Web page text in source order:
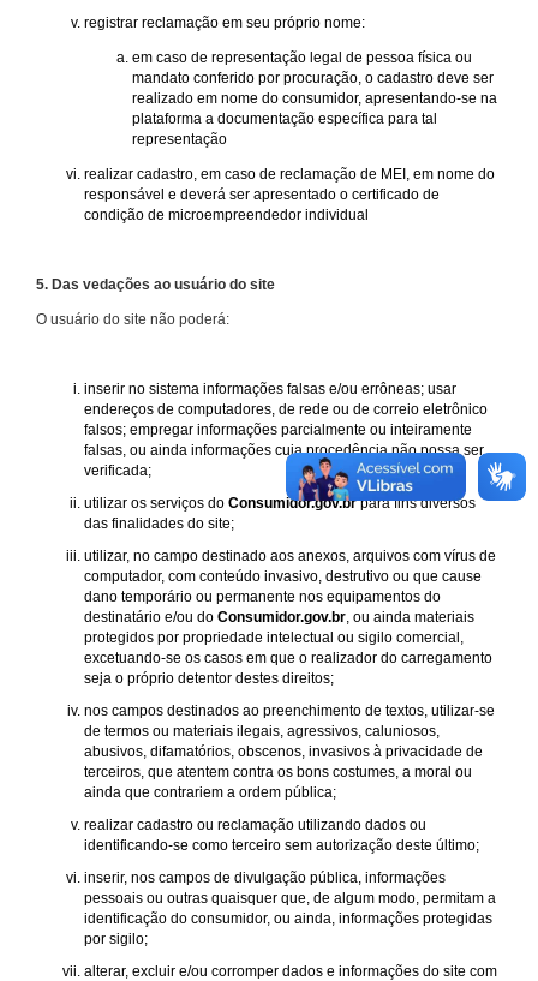
registrar reclamação em seu próprio nome:
em caso de representação legal de pessoa física ou
mandato conferido por procuração, o cadastro deve ser
realizado em nome do consumidor, apresentando-se na
plataforma a documentação específica para tal
representação
realizar cadastro, em caso de reclamação de MEI, em nome do
responsável e deverá ser apresentado o certificado de
condição de microempreendedor individual
5. Das vedações ao usuário do site
O usuário do site não poderá:
inserir no sistema informações falsas e/ou errôneas; usar
endereços de computadores, de rede ou de correio eletrônico
falsos; empregar informações parcialmente ou inteiramente
falsas, ou ainda informações cuja procedência não possa ser
verificada;
utilizar os serviços do Consumidor.gov.brpara fins diversos
das finalidades do site;
utilizar, no campo destinado aos anexos, arquivos com vírus de
computador, com conteúdo invasivo, destrutivo ou que cause
dano temporário ou permanente nos equipamentos do
destinatário e/ou do Consumidor.gov.br , ou ainda materiais
protegidos por propriedade intelectual ou sigilo comercial,
excetuando-se os casos em que o realizador do carregamento
seja o próprio detentor destes direitos;
nos campos destinados ao preenchimento de textos, utilizar-se
de termos ou materiais ilegais, agressivos, caluniosos,
abusivos, difamatórios, obscenos, invasivos à privacidade de
terceiros, que atentem contra os bons costumes, a moral ou
ainda que contrariem a ordem pública;
realizar cadastro ou reclamação utilizando dados ou
identificando-se como terceiro sem autorização deste último;
inserir, nos campos de divulgação pública, informações
pessoais ou outras quaisquer que, de algum modo, permitam a
identificação do consumidor, ou ainda, informações protegidas
por sigilo;
alterar, excluir e/ou corromper dados e informações do site com